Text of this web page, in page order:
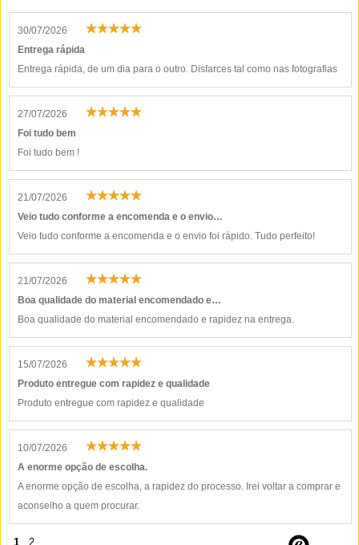
30/07/2026
Entrega rápida
Entrega rápida, de um dia para o outro. Disfarces tal como nas fotografias
27/07/2026
Foi tudo bem
Foi tudo bem !
21/07/2026
Veio tudo conforme a encomenda e o envio…
Veio tudo conforme a encomenda e o envio foi rápido. Tudo perfeito!
21/07/2026
Boa qualidade do material encomendado e…
Boa qualidade do material encomendado e rapidez na entrega.
15/07/2026
Produto entregue com rapidez e qualidade
Produto entregue com rapidez e qualidade
10/07/2026
A enorme opção de escolha.
A enorme opção de escolha, a rapidez do processo. Irei voltar a comprar e
aconselho a quem procurar.
1 2